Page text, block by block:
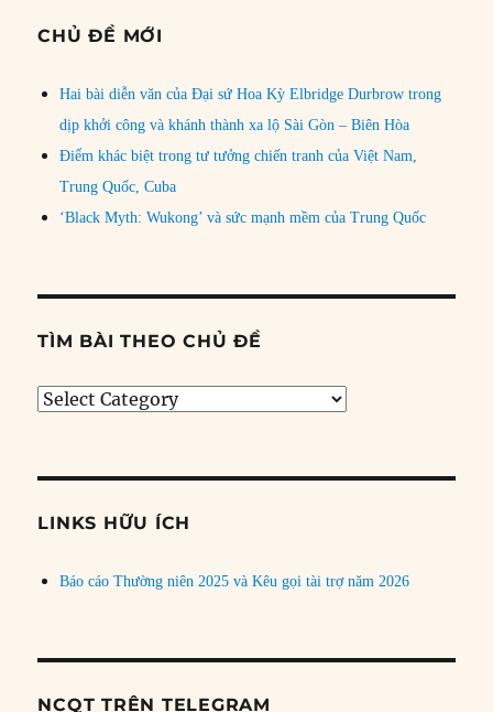
CHỦ ĐỀ MỚI
Hai bài diễn văn của Đại sứ Hoa Kỳ Elbridge Durbrow trong
dịp khởi công và khánh thành xa lộ Sài Gòn – Biên Hòa
Điểm khác biệt trong tư tưởng chiến tranh của Việt Nam,
Trung Quốc, Cuba
‘Black Myth: Wukong’ và sức mạnh mềm của Trung Quốc
TÌM BÀI THEO CHỦ ĐỀ
Tìm
đề
LINKS HỮU ÍCH
Báo cáo Thường niên 2025 và Kêu gọi tài trợ năm 2026
NCQT TRÊN TELEGRAM